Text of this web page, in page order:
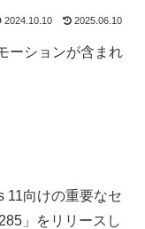
2024.10.10 2025.06.10
ーションが含まれ
11向けの重要なセ
」をリリースし